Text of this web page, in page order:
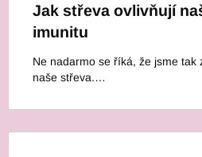
Jak střeva ovlivňují
imunitu
Ne nadarmo se říká, že jsme tak
naše střeva.…